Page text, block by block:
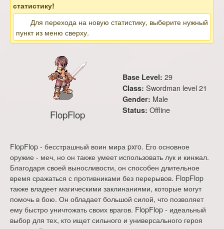
статистику!
Для перехода на новую статистику, выберите нужный
пункт из меню сверху.
FlopFlop
Base Level: 29
Class: Swordman level 21
Gender: Male
Status: Offline
FlopFlop - бесстрашный воин мира pxro. Его основное
оружие - меч, но он также умеет использовать лук и кинжал.
Благодаря своей выносливости, он способен длительное
время сражаться с противниками без перерывов. FlopFlop
также владеет магическими заклинаниями, которые могут
помочь в бою. Он обладает большой силой, что позволяет
ему быстро уничтожать своих врагов. FlopFlop - идеальный
выбор для тех, кто ищет сильного и универсального героя